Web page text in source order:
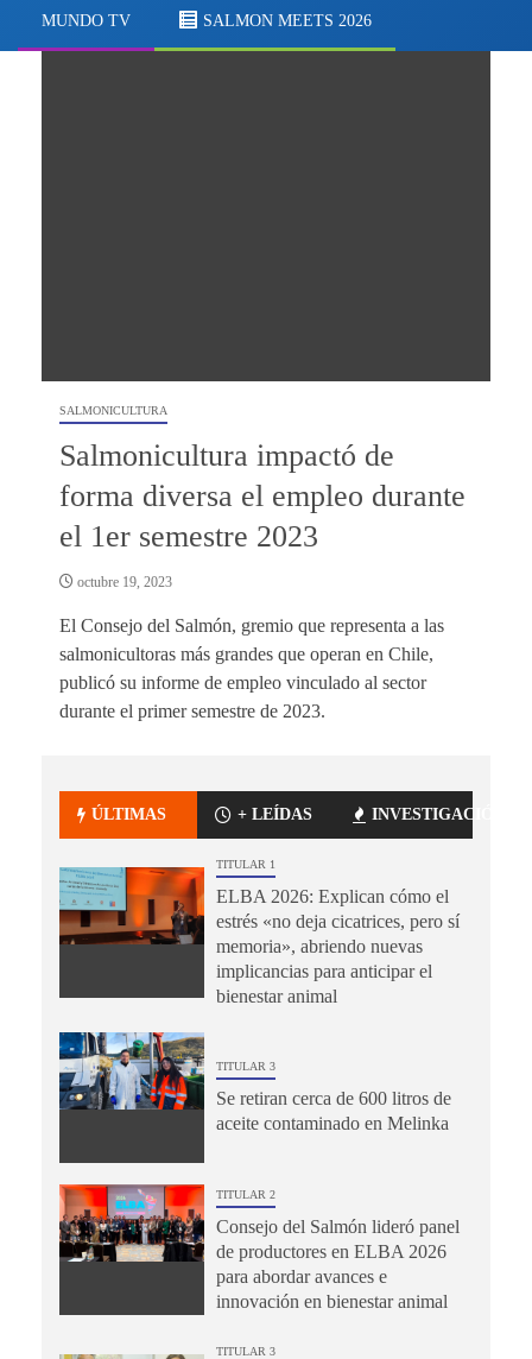
MUNDO TV SALMON MEETS 2026
SALMONICULTURA
Salmonicultura impactó de
forma diversa el empleo durante
el 1er semestre 2023
octubre 19, 2023
El Consejo del Salmón, gremio que representa a las
salmonicultoras más grandes que operan en Chile,
publicó su informe de empleo vinculado al sector
durante el primer semestre de 2023.
ÚLTIMAS + LEÍDAS INVESTIGACIÓN
TITULAR 1
ELBA 2026: Explican cómo el
estrés «no deja cicatrices, pero sí
memoria», abriendo nuevas
implicancias para anticipar el
bienestar animal
TITULAR 3
Se retiran cerca de 600 litros de
aceite contaminado en Melinka
TITULAR 2
Consejo del Salmón lideró panel
de productores en ELBA 2026
para abordar avances e
innovación en bienestar animal
TITULAR 3